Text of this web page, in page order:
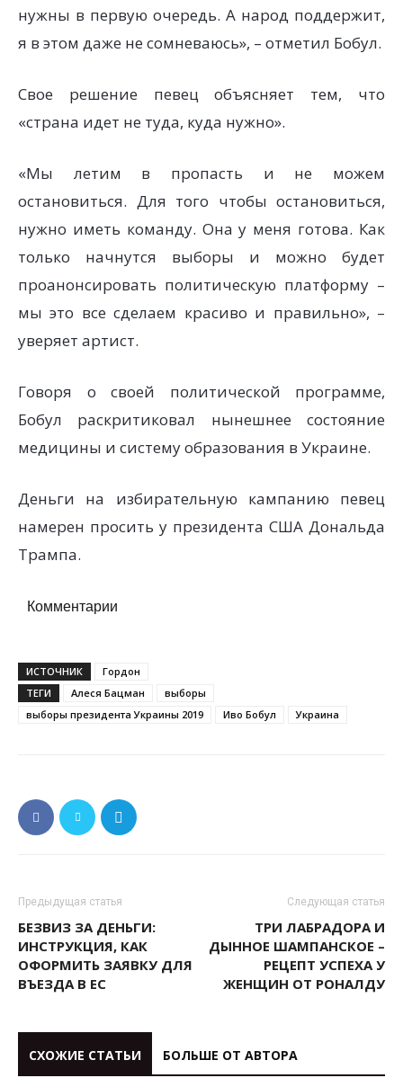
нужны в первую очередь. А народ поддержит,
я в этом даже не сомневаюсь», – отметил Бобул.
Свое решение певец объясняет тем, что
«страна идет не туда, куда нужно».
«Мы летим в пропасть и не можем
остановиться. Для того чтобы остановиться,
нужно иметь команду. Она у меня готова. Как
только начнутся выборы и можно будет
проанонсировать политическую платформу –
мы это все сделаем красиво и правильно», –
уверяет артист.
Говоря о своей политической программе,
Бобул раскритиковал нынешнее состояние
медицины и систему образования в Украине.
Деньги на избирательную кампанию певец
намерен просить у президента США Дональда
Трампа.
Комментарии
ИСТОЧНИК
Гордон
ТЕГИ
Алеся Бацман
выборы
выборы президента Украины 2019
Иво Бобул Украина
Предыдущая статья
БЕЗВИЗ ЗА ДЕНЬГИ:
ИНСТРУКЦИЯ, КАК
ОФОРМИТЬ ЗАЯВКУ ДЛЯ
ВЪЕЗДА В ЕС
Следующая статья
ТРИ ЛАБРАДОРА И
ДЫННОЕ ШАМПАНСКОЕ –
РЕЦЕПТ УСПЕХА У
ЖЕНЩИН ОТ РОНАЛДУ
СХОЖИЕ СТАТЬИ БОЛЬШЕ ОТ АВТОРА